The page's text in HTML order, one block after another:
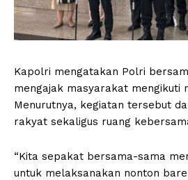
Kapolri mengatakan Polri
mengajak masyarakat mengikuti
Menurutnya, kegiatan tersebut
rakyat sekaligus ruang
“Kita sepakat bersama-sama
untuk melaksanakan nonton